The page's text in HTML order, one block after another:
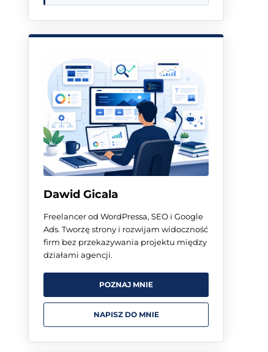
Dawid Gicala
Freelancer od WordPressa, SEO i Google
Ads. Tworzę strony i rozwijam widoczność
firm bez przekazywania projektu między
działami agencji.
POZNAJ MNIE
NAPISZ DO MNIE